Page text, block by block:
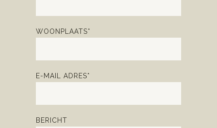
WOONPLAATS*
E-MAIL ADRES*
BERICHT